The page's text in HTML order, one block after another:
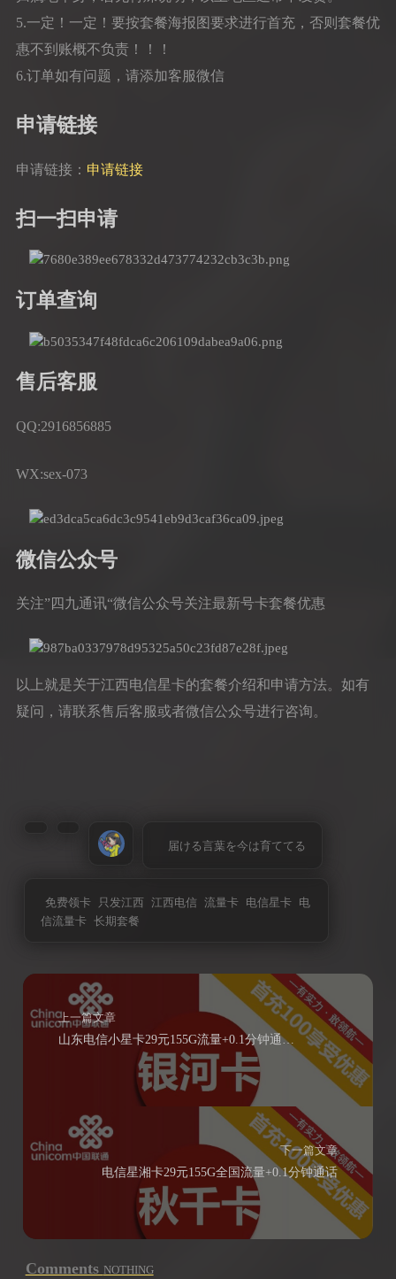
5.一定！一定！要按套餐海报图要求进行首充，否则套餐优
惠不到账概不负责！！！
6.订单如有问题，请添加客服微信
申请链接
申请链接： 申请链接
扫一扫申请
订单查询
售后客服
QQ:2916856885
WX:sex-073
微信公众号
关注”四九通讯“微信公众号关注最新号卡套餐优惠
以上就是关于江西电信星卡的套餐介绍和申请方法。如有
疑问，请联系售后客服或者微信公众号进行咨询。
届ける言葉を今は育ててる
免费领卡 只发江西 江西电信 流量卡 电信星卡 电
信流量卡 长期套餐
上一篇文章
山东电信小星卡29元155G流量+0.1分钟通话（主发山东省内）
下一篇文章
电信星湘卡29元155G全国流量+0.1分钟通话
Comments NOTHING